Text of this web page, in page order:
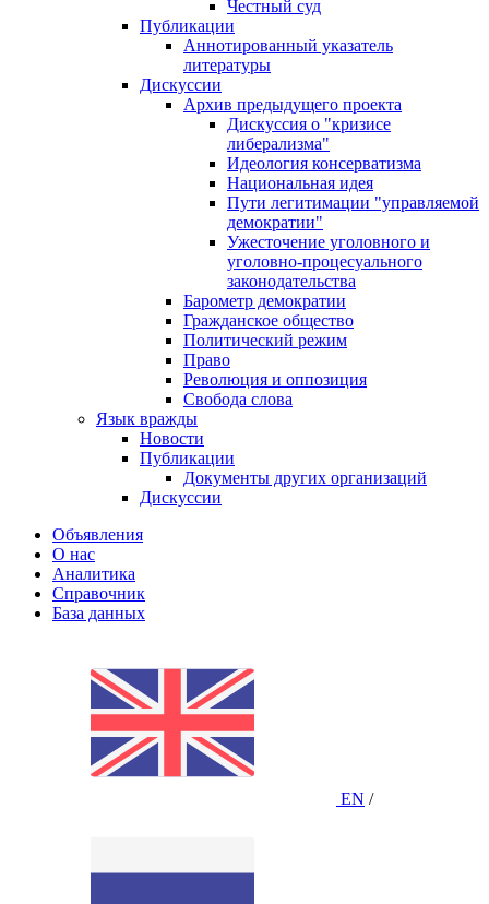
Честный суд
Публикации
Аннотированный указатель
литературы
Дискуссии
Архив предыдущего проекта
Дискуссия о "кризисе
либерализма"
Идеология консерватизма
Национальная идея
Пути легитимации "управляемой
демократии"
Ужесточение уголовного и
уголовно-процесуального
законодательства
Барометр демократии
Гражданское общество
Политический режим
Право
Революция и оппозиция
Свобода слова
Язык вражды
Новости
Публикации
Документы других организаций
Дискуссии
Объявления
О нас
Аналитика
Справочник
База данных
EN /